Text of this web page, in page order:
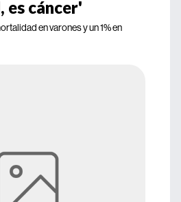
es cáncer'
en varones y un 1% en